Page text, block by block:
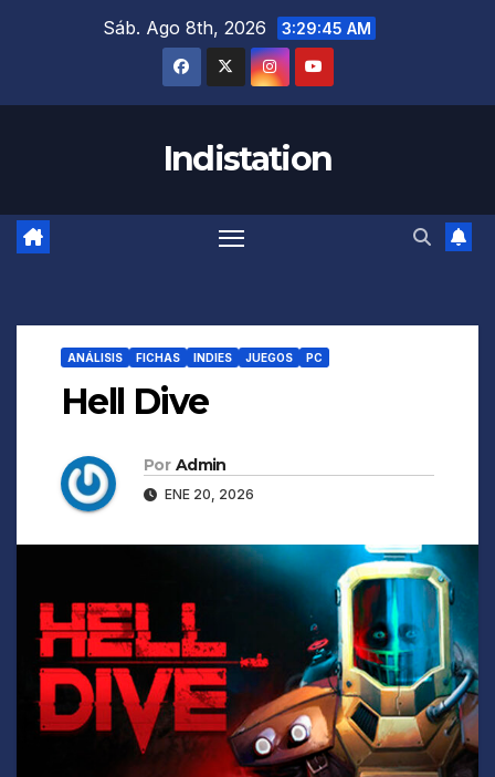
Sáb. Ago 8th, 2026 3:29:46 AM
Indistation
ANÁLISIS FICHAS INDIES JUEGOS PC
Hell Dive
Por Admin
ENE 20, 2026